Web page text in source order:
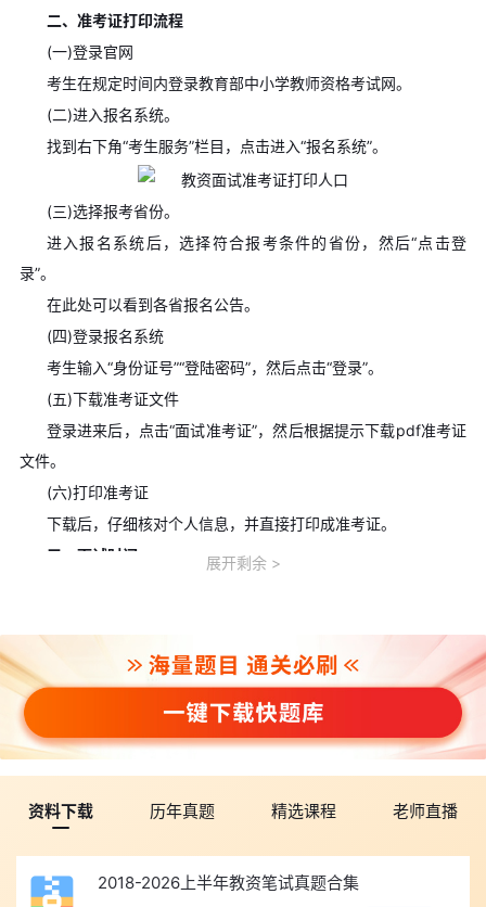
二、准考证打印流程
(一)登录官网
考生在规定时间内登录教育部中小学教师资格考试网。
(二)进入报名系统。
找到右下角“考生服务”栏目，点击进入“报名系统”。
(三)选择报考省份。
进入报名系统后，选择符合报考条件的省份，然后“点击登
录”。
在此处可以看到各省报名公告。
(四)登录报名系统
考生输入“身份证号”“登陆密码”，然后点击“登录”。
(五)下载准考证文件
登录进来后，点击“面试准考证”，然后根据提示下载pdf准考证
文件。
(六)打印准考证
下载后，仔细核对个人信息，并直接打印成准考证。
三、面试时间
真题试卷汇总
文章，考试结束后，会在此文章更新教资面试各学段
各科目面试真题，敬请关注。
(一)考核内容
面试遵循《中小学和幼儿园教师资格考试标准》和《考试大
纲》(面试部分)，主要考核申请人职业道德、心理素质、仪表仪
态、言语表达、思维品质等教学基本素养和教学设计、教学实施、
(二)面试方法
展开剩余
资料下载 历年真题 精选课程 老师直播
2018-2026上半年教资笔试真题合集